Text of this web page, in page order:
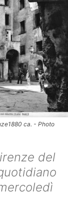
ca. - Photo
del